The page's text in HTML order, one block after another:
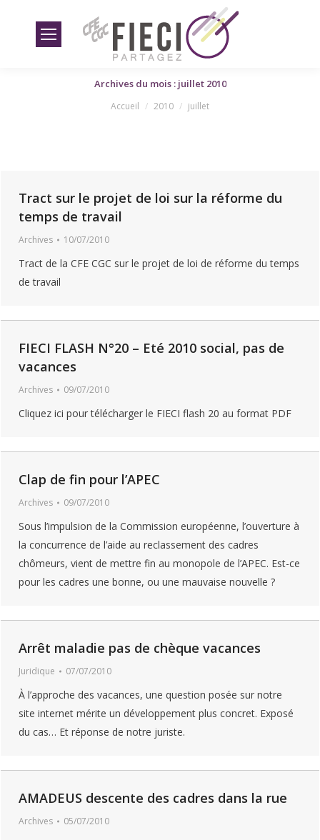
Archives du mois : juillet 2010
Vous êtes ici
Accueil 2010 juillet
Tract sur le projet de loi sur la réforme du
temps de travail
Archives 10/07/2010
Tract de la CFE CGC sur le projet de loi de réforme du temps
de travail
FIECI FLASH N°20 – Eté 2010 social, pas de
vacances
Archives 09/07/2010
Cliquez ici pour télécharger le FIECI flash 20 au format PDF
Clap de fin pour l’APEC
Archives 09/07/2010
Sous l’impulsion de la Commission européenne, l’ouverture à
la concurrence de l’aide au reclassement des cadres
chômeurs, vient de mettre fin au monopole de l’APEC. Est-ce
pour les cadres une bonne, ou une mauvaise nouvelle ?
Arrêt maladie pas de chèque vacances
Juridique 07/07/2010
À l’approche des vacances, une question posée sur notre
site internet mérite un développement plus concret. Exposé
du cas… Et réponse de notre juriste.
AMADEUS descente des cadres dans la rue
Archives 05/07/2010